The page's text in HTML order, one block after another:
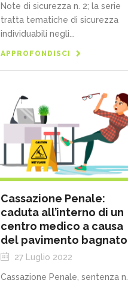
Note di sicurezza n. 2; la serie
tratta tematiche di sicurezza
individuabili negli...
APPROFONDISCI
Cassazione Penale:
caduta all’interno di un
centro medico a causa
del pavimento bagnato
27 Luglio 2022
Cassazione Penale, sentenza n.